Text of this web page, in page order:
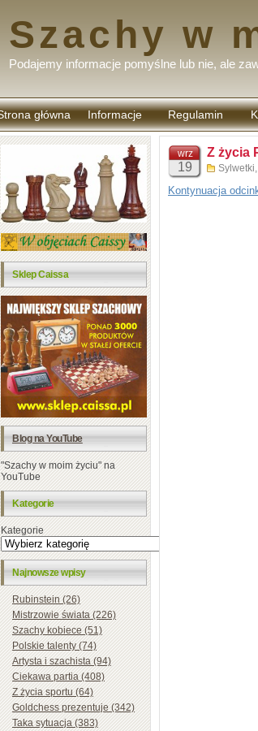
Szachy w
Podajemy informacje pomyślne lub nie, ale
główna Informacje Regulamin
komentarzy
Sklep Caissa
Blog na YouTube
"Szachy w moim życiu" na
YouTube
Kategorie
Kategorie
Najnowsze wpisy
Rubinstein (26)
Mistrzowie świata (226)
Szachy kobiece (51)
Polskie talenty (74)
Artysta i szachista (94)
Ciekawa partia (408)
Z życia sportu (64)
Goldchess prezentuje (342)
Taka sytuacja (383)
wrz
19
Z życia
Sylwetki,
Kontynuacja